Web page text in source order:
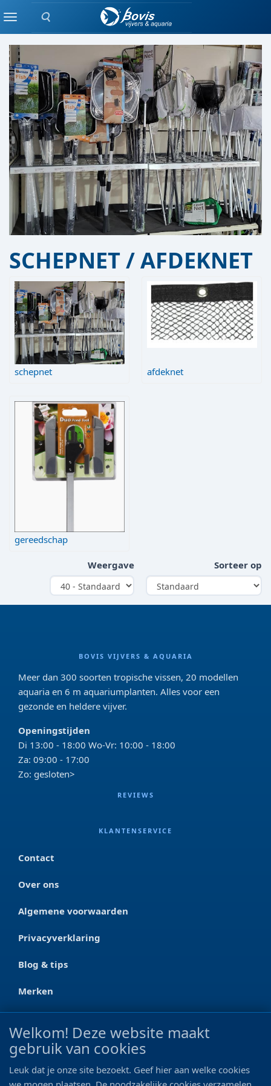
Zoeken
MenuVIJVER AFDELING
SCHEPNET / AFDEKNET
schepnet afdeknet
gereedschap
Weergave Sorteer op
BOVIS VIJVERS & AQUARIA
Meer dan 300 soorten tropische vissen, 20 modellen
aquaria en 6 m aquariumplanten. Alles voor een
gezonde en heldere vijver.
Openingstijden
Di 13:00 - 18:00 Wo-Vr: 10:00 - 18:00
Za: 09:00 - 17:00
Zo: gesloten>
REVIEWS
KLANTENSERVICE
Contact
Over ons
Algemene voorwaarden
Privacyverklaring
Blog & tips
Merken
CONTACT
Ootmarsumseweg 125a
0546 - 622 990
Welkom! Deze website maakt
gebruik van cookies
Leuk dat je onze site bezoekt. Geef hier aan welke cookies